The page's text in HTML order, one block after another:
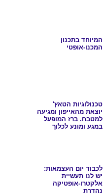
המיוחד בתכנון
המכנו-אופטי
טכנולוגיות הטאץ'
יוצאת מהאייפון ומגיעה
למטבח. ברז המופעל
במגע ומונע לכלוך
לכבוד יום העצמאות:
יש לנו תעשיית
אלקטרו-אופטיקה
נהדרת